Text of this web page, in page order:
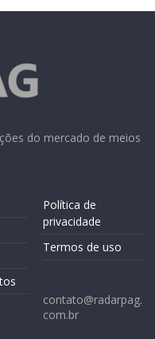
do mercado de meios
Política de
privacidade
Termos de uso
contato@radarpag.
com.br